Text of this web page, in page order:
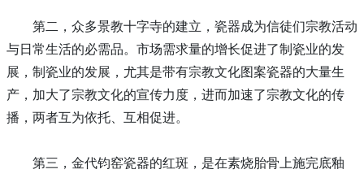
第二，众多景教十字寺的建立，瓷器成为信徒们宗教活动
与日常生活的必需品。市场需求量的增长促进了制瓷业的发
展，制瓷业的发展，尤其是带有宗教文化图案瓷器的大量生
产，加大了宗教文化的宣传力度，进而加速了宗教文化的传
播，两者互为依托、互相促进。
第三，金代钧窑瓷器的红斑，是在素烧胎骨上施完底釉